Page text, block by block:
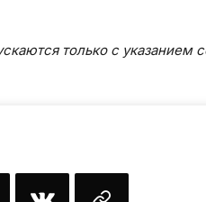
только с указанием